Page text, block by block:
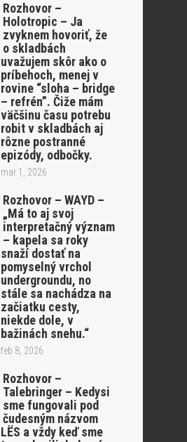
Rozhovor –
Holotropic – Ja
zvyknem hovoriť, že
o skladbách
uvažujem skôr ako o
príbehoch, menej v
rovine “sloha – bridge
– refrén”. Čiže mám
väčšinu času potrebu
robit v skladbách aj
rôzne postranné
epizódy, odbočky.
mar 1, 2026
Rozhovor – WAYD –
„Má to aj svoj
interpretačný význam
– kapela sa roky
snaží dostať na
pomyselný vrchol
undergroundu, no
stále sa nachádza na
začiatku cesty,
niekde dole, v
bažinách snehu.“
feb 8, 2026
Rozhovor –
Talebringer – Kedysi
sme fungovali pod
čudesným názvom
LËS a vždy keď sme